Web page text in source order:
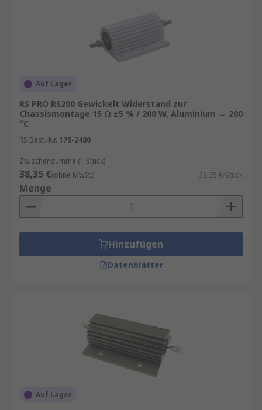
Auf Lager
RS PRO RS200 Gewickelt Widerstand zur
Chassismontage 15 Ω ±5 % / 200 W, Aluminium → 200
°C
RS Best.-Nr. 175-2480
Zwischensumme (1 Stück)
38,35 €(ohne MwSt.) 38,35 €/Stück
Menge
Hinzufügen
Datenblätter
Auf Lager